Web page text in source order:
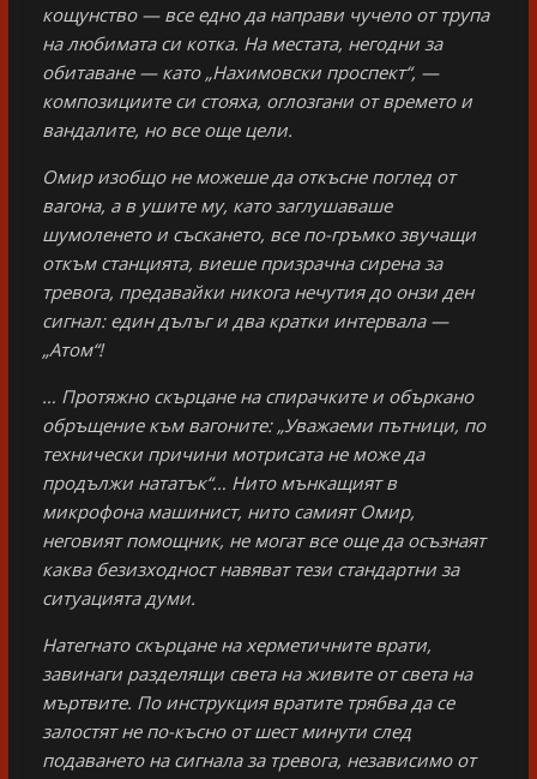
кощунство — все едно да направи чучело от трупа
на любимата си котка. На местата, негодни за
обитаване — като „Нахимовски проспект“, —
композициите си стояха, оглозгани от времето и
вандалите, но все още цели.
Омир изобщо не можеше да откъсне поглед от
вагона, а в ушите му, като заглушаваше
шумоленето и съскането, все по-гръмко звучащи
откъм станцията, виеше призрачна сирена за
тревога, предавайки никога нечутия до онзи ден
сигнал: един дълъг и два кратки интервала —
„Атом“!
… Протяжно скърцане на спирачките и объркано
обръщение към вагоните: „Уважаеми пътници, по
технически причини мотрисата не може да
продължи нататък“… Нито мънкащият в
микрофона машинист, нито самият Омир,
неговият помощник, не могат все още да осъзнаят
каква безизходност навяват тези стандартни за
ситуацията думи.
Натегнато скърцане на херметичните врати,
завинаги разделящи света на живите от света на
мъртвите. По инструкция вратите трябва да се
залостят не по-късно от шест минути след
подаването на сигнала за тревога, независимо от